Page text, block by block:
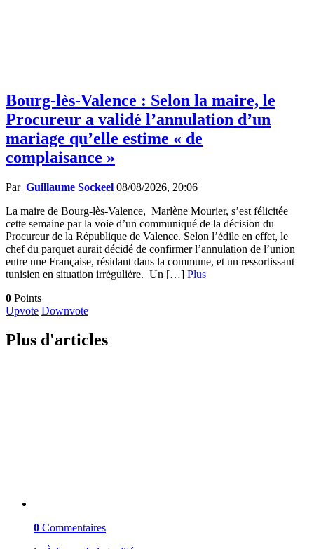
Bourg-lès-Valence : Selon la maire, le
Procureur a validé l’annulation d’un
mariage qu’elle estime « de
complaisance »
Par Guillaume Sockeel 08/08/2026, 20:06
La maire de Bourg-lès-Valence, Marlène Mourier, s’est félicitée
cette semaine par la voie d’un communiqué de la décision du
Procureur de la République de Valence. Selon l’édile en effet, le
chef du parquet aurait décidé de confirmer l’annulation de l’union
entre une Française, résidant dans la commune, et un ressortissant
tunisien en situation irrégulière. Un […] Plus
0 Points
Upvote Downvote
Plus d'articles
0 Commentaires